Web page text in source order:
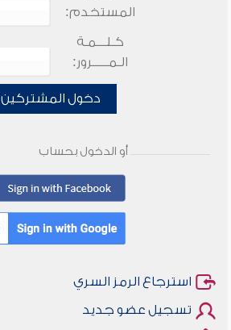
المستخدم:
كـلـــمـة
الـمـــــرور:
دخول المشتركين
أو الدخول بحساب
استرجاع الرمز السري
تسجيل عضو جديد